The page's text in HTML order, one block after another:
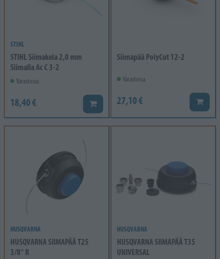
STIHL
STIHL Siimakela 2,0 mm
Siimalla Ac C 3-2
Varastossa
18,40 € Lisää koriin
Siimapää PolyCut 12-2
Varastossa
27,10 € Lisää
HUSQVARNA
HUSQVARNA SIIMAPÄÄ T25
3/8" R
HUSQVARNA
HUSQVARNA SIIMAPÄÄ T35
UNIVERSAL